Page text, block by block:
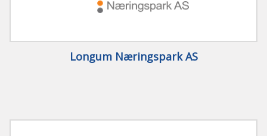
Longum Næringspark AS